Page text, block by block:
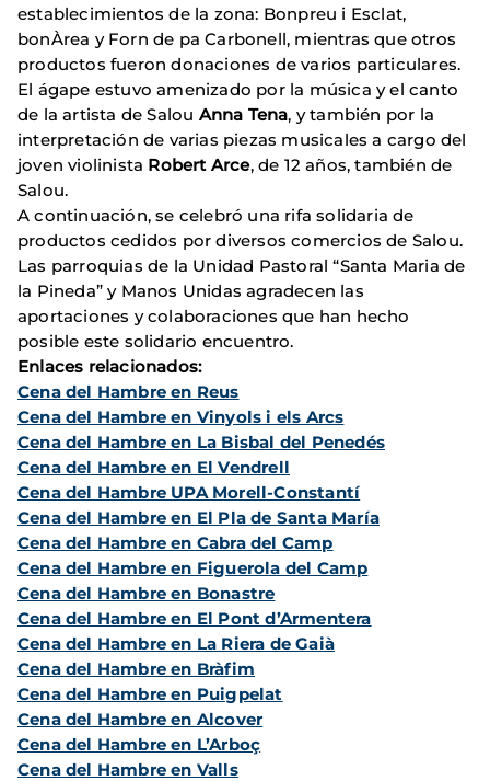
establecimientos de la zona: Bonpreu i Esclat,
bonÀrea y Forn de pa Carbonell, mientras que otros
productos fueron donaciones de varios particulares.
El ágape estuvo amenizado por la música y el canto
de la artista de Salou Anna Tena, y también por la
interpretación de varias piezas musicales a cargo del
joven violinista Robert Arce, de 12 años, también de
Salou.
A continuación, se celebró una rifa solidaria de
productos cedidos por diversos comercios de Salou.
Las parroquias de la Unidad Pastoral “Santa Maria de
la Pineda” y Manos Unidas agradecen las
aportaciones y colaboraciones que han hecho
posible este solidario encuentro.
Enlaces relacionados:
Cena del Hambre en Reus
Cena del Hambre en Vinyols i els Arcs
Cena del Hambre en La Bisbal del Penedés
Cena del Hambre en El Vendrell
Cena del Hambre UPA Morell-Constantí
Cena del Hambre en El Pla de Santa María
Cena del Hambre en Cabra del Camp
Cena del Hambre en Figuerola del Camp
Cena del Hambre en Bonastre
Cena del Hambre en El Pont d’Armentera
Cena del Hambre en La Riera de Gaià
Cena del Hambre en Bràfim
Cena del Hambre en Puigpelat
Cena del Hambre en Alcover
Cena del Hambre en L’Arboç
Cena del Hambre en Valls